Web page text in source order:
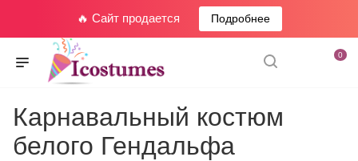
🔥 Сайт продается Подробнее
0
Карнавальный костюм
белого Гендальфа